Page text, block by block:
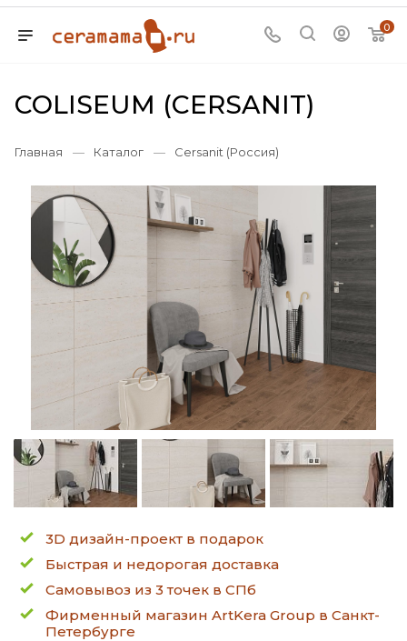
0
COLISEUM (CERSANIT)
Главная — Каталог — Cersanit (Россия)
3D дизайн-проект в подарок
Быстрая и недорогая доставка
Самовывоз из 3 точек в СПб
Фирменный магазин ArtKera Group в Санкт-
Петербурге